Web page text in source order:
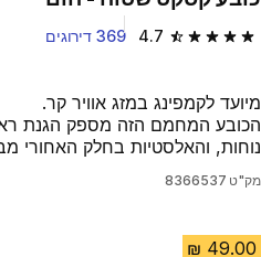
4.7 4.7 out of 5 stars from 369 reviews 369 דירוגים
מיועד לקמפינג במזג אוויר קר.
נוחות, והאלסטיות בחלק האחורי
מק"ט 8366537